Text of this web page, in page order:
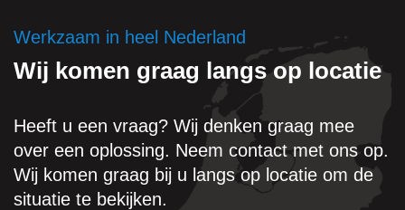
Werkzaam in heel Nederland
Wij komen graag langs op locatie
Heeft u een vraag? Wij denken graag mee
over een oplossing. Neem contact met ons op.
Wij komen graag bij u langs op locatie om de
situatie te bekijken.